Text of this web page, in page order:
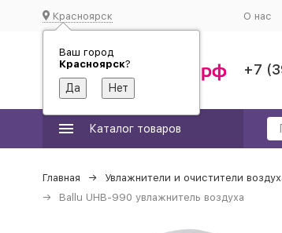
Красноярск
Ваш город
Красноярск?
О нас
+7
Каталог товаров
Главная Увлажнители и очистители
Ballu UHB-990 увлажнитель воздуха